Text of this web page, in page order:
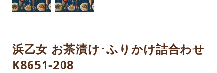
浜乙女 お茶漬け･ふりかけ詰合わせ
K8651-208